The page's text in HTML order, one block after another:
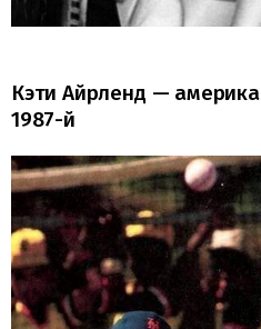
Кэти Айрленд —
1987-й